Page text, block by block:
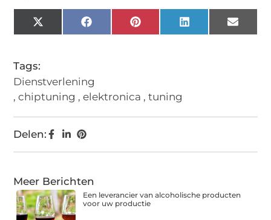
X
(Twitter)
FacebookPinterestLinkedIn Email
Tags:
Dienstverlening
,chiptuning ,elektronica ,tuning
Delen:
Meer Berichten
Een leverancier van alcoholische producten
voor uw productie